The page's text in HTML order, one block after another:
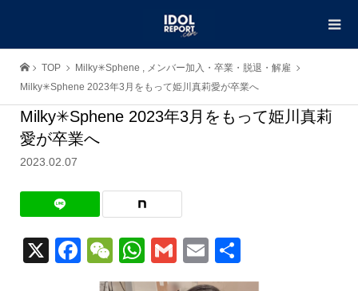
TOP Milky✳︎Sphene , メンバー加入・卒業・脱退・解雇
Milky✳︎Sphene 2023年3月をもって姫川真莉愛が卒業へ
Milky✳︎Sphene 2023年3月をもって姫川真莉
愛が卒業へ
2023.02.07
X Facebook
WeChat
WhatsApp
GmailEmail
有